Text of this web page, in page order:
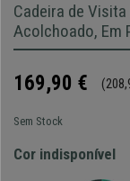
Cadeira de
Acolchoado, Em
169,90 €
Sem Stock
Cor indisponível